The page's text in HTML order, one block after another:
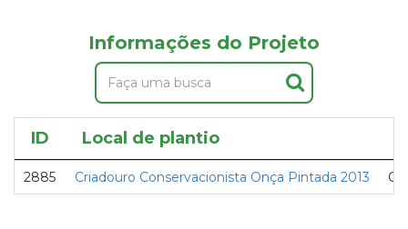
Informações do Projeto
ID Local de plantio
2885 Criadouro Conservacionista Onça Pintada 2013